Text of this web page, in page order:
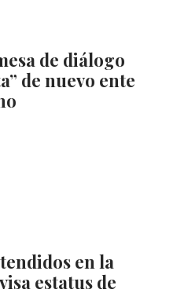
de diálogo
de nuevo ente
en la
estatus de